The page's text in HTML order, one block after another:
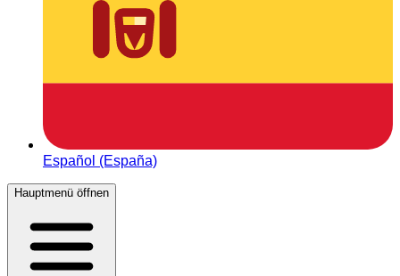
Español (España)
Hauptmenü öffnen